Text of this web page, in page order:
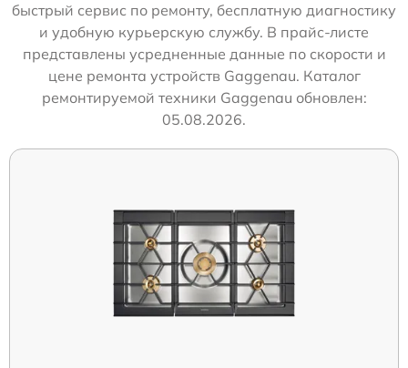
быстрый сервис по ремонту, бесплатную диагностику
и удобную курьерскую службу. В прайс-листе
представлены усредненные данные по скорости и
цене ремонта устройств Gaggenau. Каталог
ремонтируемой техники Gaggenau обновлен:
05.08.2026.